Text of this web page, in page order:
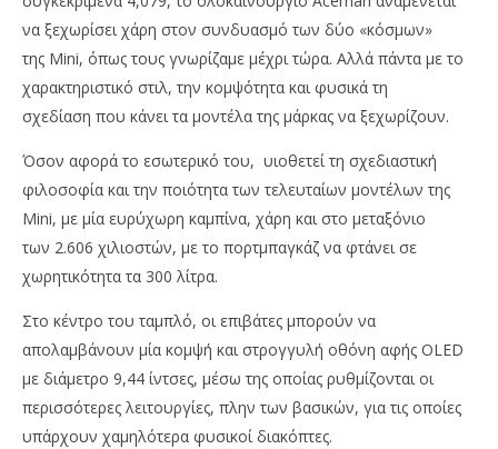
να ξεχωρίσει χάρη στον συνδυασμό των δύο «κόσμων»
της Mini, όπως τους γνωρίζαμε μέχρι τώρα. Αλλά πάντα με το
χαρακτηριστικό στιλ, την κομψότητα και φυσικά τη
σχεδίαση που κάνει τα μοντέλα της μάρκας να ξεχωρίζουν.
Όσον αφορά το εσωτερικό του, υιοθετεί τη σχεδιαστική
φιλοσοφία και την ποιότητα των τελευταίων μοντέλων της
Mini, με μία ευρύχωρη καμπίνα, χάρη και στο μεταξόνιο
των 2.606 χιλιοστών, με το πορτμπαγκάζ να φτάνει σε
χωρητικότητα τα 300 λίτρα.
Στο κέντρο του ταμπλό, οι επιβάτες μπορούν να
απολαμβάνουν μία κομψή και στρογγυλή οθόνη αφής OLED
με διάμετρο 9,44 ίντσες, μέσω της οποίας ρυθμίζονται οι
περισσότερες λειτουργίες, πλην των βασικών, για τις οποίες
υπάρχουν χαμηλότερα φυσικοί διακόπτες.